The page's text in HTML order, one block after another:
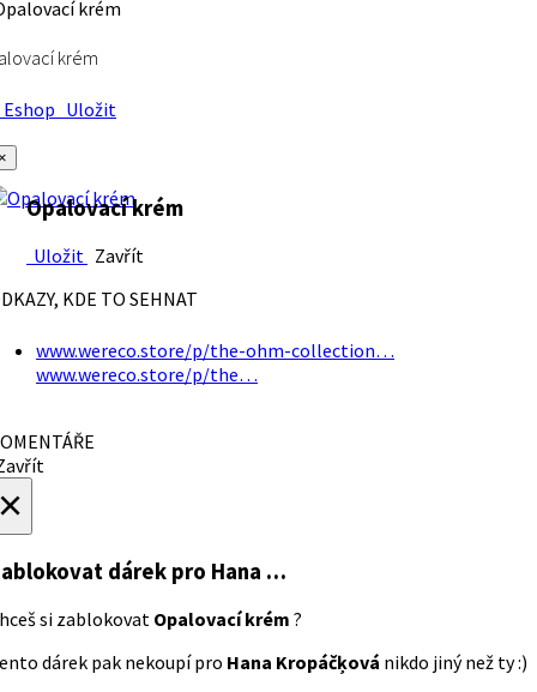
krém
Uložit
Opalovací krém
Uložit Zavřít
KDE TO SEHNAT
www.wereco.store/p/the-ohm-collection…
www.wereco.store/p/the…
dárek pro Hana …
si zablokovat Opalovací krém ?
dárek pak nekoupí pro Hana Kropáčķová nikdo jiný než ty :)